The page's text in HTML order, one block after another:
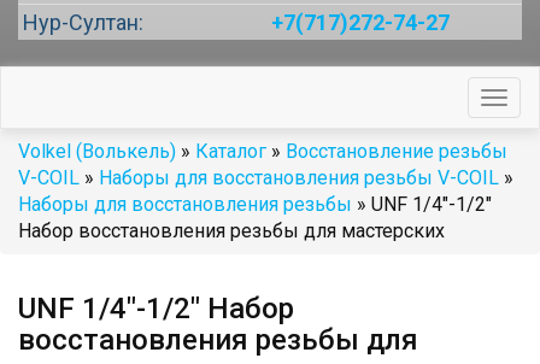
Нур-Султан:
+7(717)272-74-27
Volkel (Волькель) » Каталог » Восстановление резьбы
V-COIL » Наборы для восстановления резьбы V-COIL »
Наборы для восстановления резьбы » UNF 1/4"-1/2"
Набор восстановления резьбы для мастерских
UNF 1/4"-1/2" Набор
восстановления резьбы для